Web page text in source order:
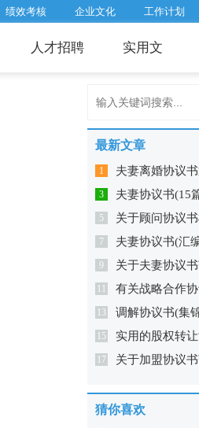
绩效考核 企业文化 工作计划
人才招聘 实用文
最新文章
1
夫妻离婚协议书
用版
3 夫妻协议书(15
5
关于顾问协议
板锦集六篇
7
夫妻协议书(汇
篇)
9
关于夫妻协议
文锦集七篇
11
有关战略合作
书范文汇总五篇
13
调解协议书(集
篇)
15
实用的股权转
议书汇编10篇
17
关于加盟协议
猜你喜欢